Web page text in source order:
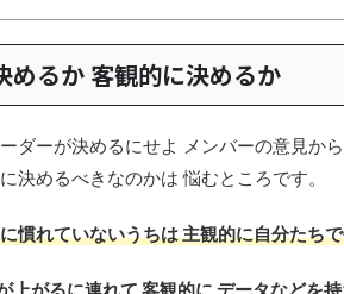
めるか 客観的に決めるか
ダーが決めるにせよ メンバーの意見か
決めるべきなのかは 悩むところです。
慣れていないうちは 主観的に自分たち